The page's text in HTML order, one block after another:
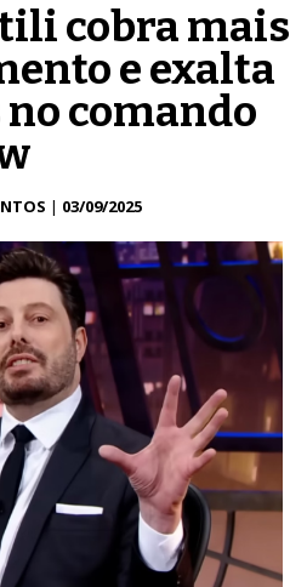
cobra mais
e exalta
comando
| 03/09/2025